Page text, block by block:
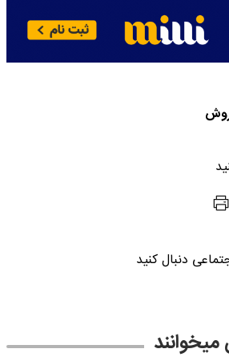
دنبال کنید